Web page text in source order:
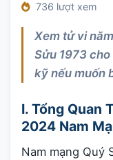
736 lượt xem
Xem tử vi
Sửu 1973
kỹ nếu muốn
I. Tổng Quan
2024 Nam
Nam mạng Quý